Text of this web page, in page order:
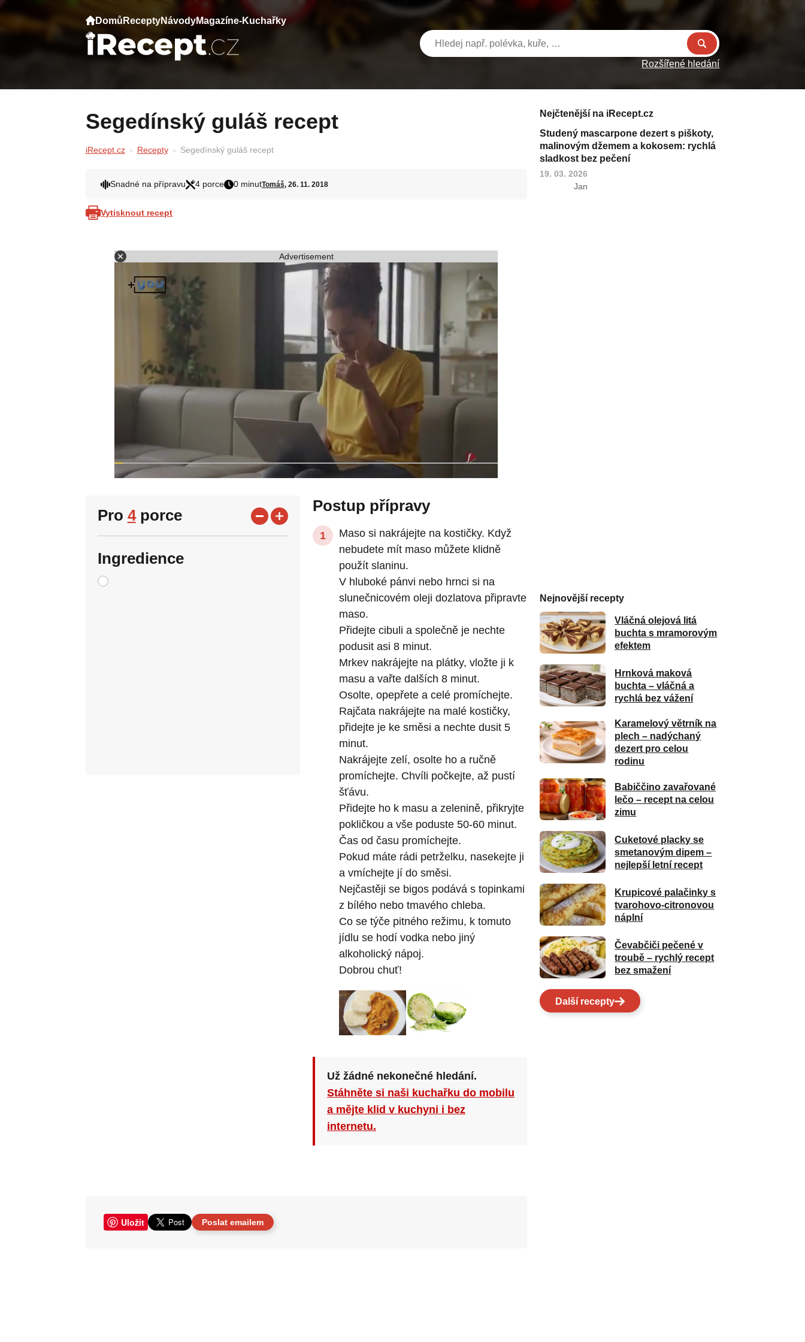
Domů ReceptyNávodyMagazíne-Kuchařky
Rozšířené hledání
Segedínský guláš recept
iRecept.cz Recepty Segedínský guláš recept
Snadné na přípravu 4 porce 0 minutTomáš, 26. 11. 2018
Vytisknout recept
Advertisement
Pro 4porce
Ingredience
Postup přípravy
Maso si nakrájejte na kostičky. Když
nebudete mít maso můžete klidně
použít slaninu.
V hluboké pánvi nebo hrnci si na
slunečnicovém oleji dozlatova připravte
maso.
Přidejte cibuli a společně je nechte
podusit asi 8 minut.
Mrkev nakrájejte na plátky, vložte ji k
masu a vařte dalších 8 minut.
Osolte, opepřete a celé promíchejte.
Rajčata nakrájejte na malé kostičky,
přidejte je ke směsi a nechte dusit 5
minut.
Nakrájejte zelí, osolte ho a ručně
promíchejte. Chvíli počkejte, až pustí
šťávu.
Přidejte ho k masu a zelenině, přikryjte
pokličkou a vše poduste 50-60 minut.
Čas od času promíchejte.
Pokud máte rádi petrželku, nasekejte ji
a vmíchejte jí do směsi.
Nejčastěji se bigos podává s topinkami
z bílého nebo tmavého chleba.
Co se týče pitného režimu, k tomuto
jídlu se hodí vodka nebo jiný
alkoholický nápoj.
Dobrou chuť!
Už žádné nekonečné hledání.
Stáhněte si naši kuchařku do mobilu
a mějte klid v kuchyni i bez
internetu.
Uložit Poslat emailem
Nejčtenější na iRecept.cz
Studený mascarpone dezert s piškoty,
malinovým džemem a kokosem: rychlá
sladkost bez pečení
19. 03. 2026
Jan
Nejnovější recepty
Vláčná olejová litá
buchta s mramorovým
efektem
Hrnková maková
buchta – vláčná a
rychlá bez vážení
Karamelový větrník na
plech – nadýchaný
dezert pro celou
rodinu
Babiččino zavařované
lečo – recept na celou
zimu
Cuketové placky se
smetanovým dipem –
nejlepší letní recept
Krupicové palačinky s
tvarohovo-citronovou
náplní
Čevabčiči pečené v
troubě – rychlý recept
bez smažení
Další recepty